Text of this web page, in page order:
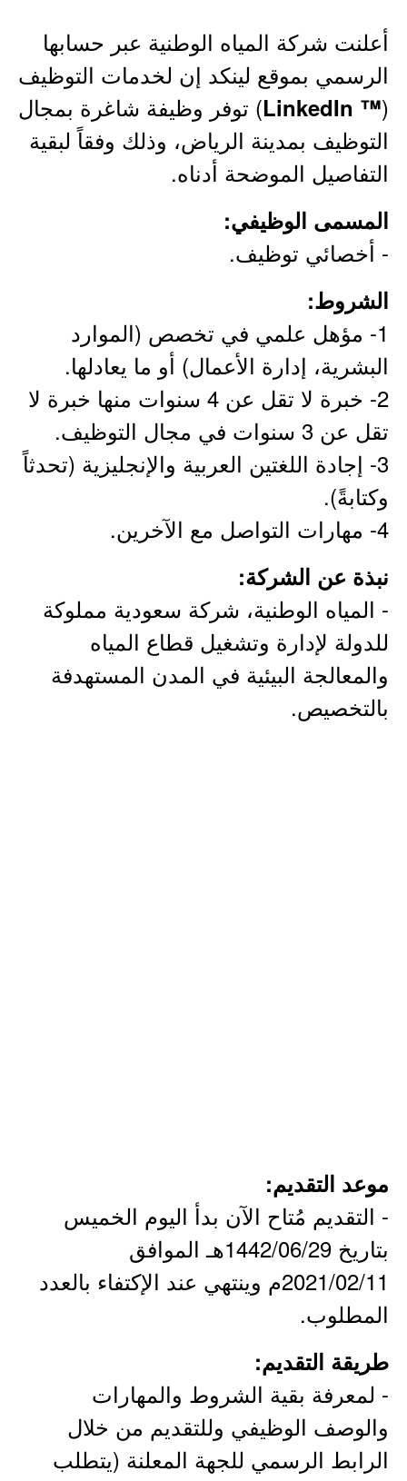
أعلنت شركة المياه الوطنية عبر حسابها
الرسمي بموقع لينكد إن لخدمات التوظيف
(
™ LinkedIn
) توفر وظيفة شاغرة بمجال
التوظيف بمدينة الرياض، وذلك وفقاً لبقية
التفاصيل الموضحة أدناه.
المسمى الوظيفي:
- أخصائي توظيف.
الشروط:
1- مؤهل علمي في تخصص (الموارد
البشرية، إدارة الأعمال) أو ما يعادلها.
2- خبرة لا تقل عن 4 سنوات منها خبرة لا
تقل عن 3 سنوات في مجال التوظيف.
3- إجادة اللغتين العربية والإنجليزية (تحدثاً
وكتابةً).
4- مهارات التواصل مع الآخرين.
نبذة عن الشركة:
- المياه الوطنية، شركة سعودية مملوكة
للدولة لإدارة وتشغيل قطاع المياه
والمعالجة البيئية في المدن المستهدفة
بالتخصيص.
موعد التقديم:
- التقديم مُتاح الآن بدأ اليوم الخميس
بتاريخ 1442/06/29هـ الموافق
2021/02/11م وينتهي عند الإكتفاء بالعدد
المطلوب.
طريقة التقديم:
- لمعرفة بقية الشروط والمهارات
والوصف الوظيفي وللتقديم من خلال
الرابط الرسمي للجهة المعلنة (يتطلب